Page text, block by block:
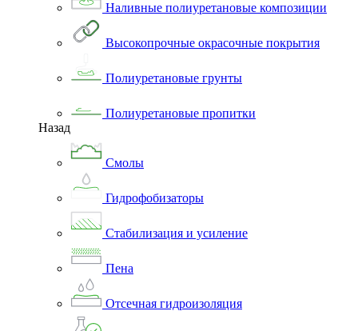
Наливные полиуретановые композиции
Высокопрочные окрасочные покрытия
Полиуретановые грунты
Полиуретановые пропитки
Назад
Смолы
Гидрофобизаторы
Стабилизация и усиление
Пена
Отсечная гидроизоляция